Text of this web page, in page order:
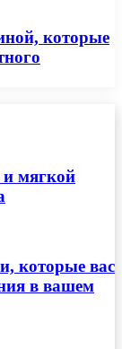
которые
и мягкой
которые вас
в вашем